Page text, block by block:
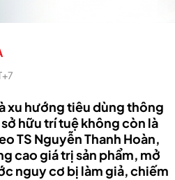
xu hướng tiêu dùng thông
hữu trí tuệ không còn là
TS Nguyễn Thanh Hoàn,
cao giá trị sản phẩm, mở
nguy cơ bị làm giả, chiếm